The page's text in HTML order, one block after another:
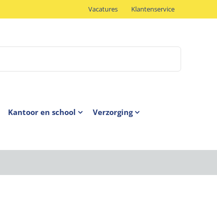
Vacatures Klantenservice
Kantoor en school Verzorging